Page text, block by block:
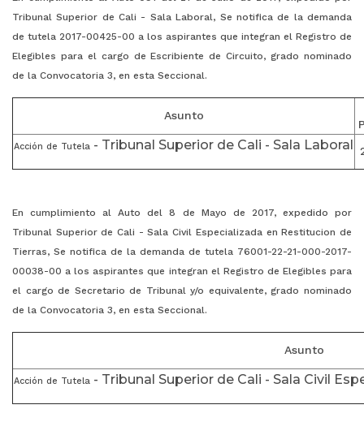
Tribunal Superior de Cali - Sala Laboral, Se notifica de la demanda
de tutela 2017-00425-00 a los aspirantes que integran el Registro de
Elegibles para el cargo de Escribiente de Circuito, grado nominado
de la Convocatoria 3, en esta Seccional.
Asunto
Acción de Tutela - Tribunal Superior de Cali - Sala Laboral
En cumplimiento al Auto del 8 de Mayo de 2017, expedido por
Tribunal Superior de Cali - Sala Civil Especializada en Restitucion de
Tierras, Se notifica de la demanda de tutela 76001-22-21-000-2017-
00038-00 a los aspirantes que integran el Registro de Elegibles para
el cargo de Secretario de Tribunal y/o equivalente, grado nominado
de la Convocatoria 3, en esta Seccional.
Asunto
Acción de Tutela - Tribunal Superior de Cali - Sala Civil